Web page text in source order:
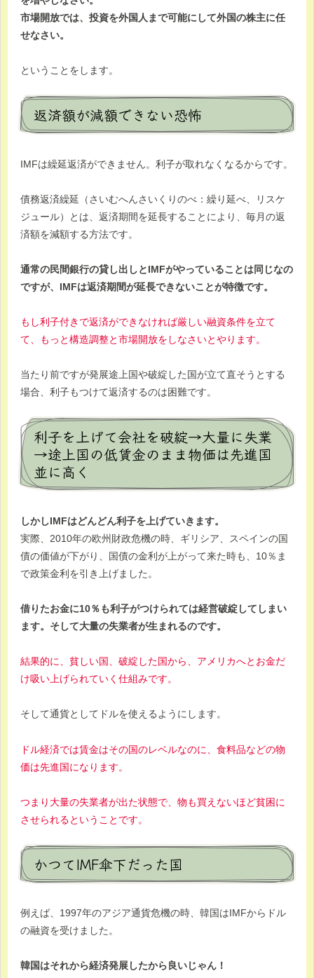
市場開放では、投資を外国人まで可能にして外国の株主に任
せなさい。
ということをします。
返済額が減額できない恐怖
IMFは繰延返済ができません。利子が取れなくなるからです。
債務返済繰延（さいむへんさいくりのべ：繰り延べ、リスケ
ジュール）とは、返済期間を延長することにより、毎月の返
済額を減額する方法です。
通常の民間銀行の貸し出しとIMFがやっていることは同じなの
ですが、IMFは返済期間が延長できないことが特徴です。
もし利子付きで返済ができなければ厳しい融資条件を立て
て、もっと構造調整と市場開放をしなさいとやります。
当たり前ですが発展途上国や破綻した国が立て直そうとする
場合、利子もつけて返済するのは困難です。
利子を上げて会社を破綻→大量に失業
→途上国の低賃金のまま物価は先進国
並に高く
しかしIMFはどんどん利子を上げていきます。
実際、2010年の欧州財政危機の時、ギリシア、スペインの国
債の価値が下がり、国債の金利が上がって来た時も、10％ま
で政策金利を引き上げました。
借りたお金に10％も利子がつけられては経営破綻してしまい
ます。そして大量の失業者が生まれるのです。
結果的に、貧しい国、破綻した国から、アメリカへとお金だ
け吸い上げられていく仕組みです。
そして通貨としてドルを使えるようにします。
ドル経済では賃金はその国のレベルなのに、食料品などの物
価は先進国になります。
つまり大量の失業者が出た状態で、物も買えないほど貧困に
させられるということです。
かつてIMF傘下だった国
例えば、1997年のアジア通貨危機の時、韓国はIMFからドル
の融資を受けました。
韓国はそれから経済発展したから良いじゃん！